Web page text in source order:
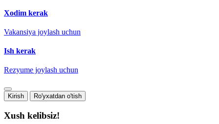
Xodim kerak
Vakansiya joylash uchun
Ish kerak
Rezyume joylash uchun
Kirish Ro'yxatdan o'tish
Xush kelibsiz!